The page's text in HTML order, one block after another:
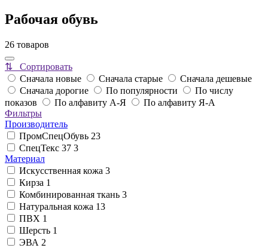
Рабочая обувь
26 товаров
⇅ Сортировать
Сначала новые
Сначала старые
Сначала дешевые
Сначала дорогие
По популярности
По числу
показов
По алфавиту А-Я
По алфавиту Я-А
Фильтры
Производитель
ПромСпецОбувь 23
СпецТекс 37 3
Материал
Искусственная кожа 3
Кирза 1
Комбинированная ткань 3
Натуральная кожа 13
ПВХ 1
Шерсть 1
ЭВА 2